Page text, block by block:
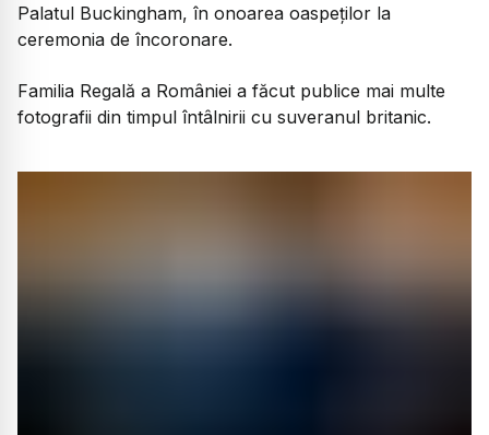
Palatul Buckingham, în onoarea oaspeților la
ceremonia de încoronare.
Familia Regală a României a făcut publice mai multe
fotografii din timpul întâlnirii cu suveranul britanic.